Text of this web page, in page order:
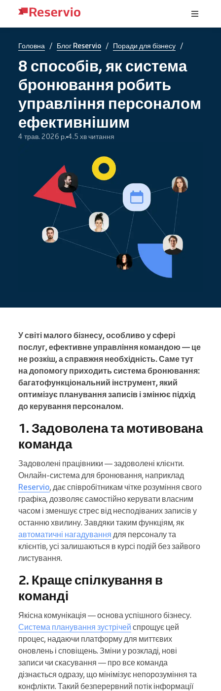
Головна / Блог Reservio / Поради для бізнесу /
8 способів, як система
бронювання робить
управління персоналом
ефективнішим
4 трав. 2026 р. 4.5 хв читання
У світі малого бізнесу, особливо у сфері
послуг, ефективне управління командою — це
не розкіш, а справжня необхідність. Саме тут
на допомогу приходить система бронювання:
багатофункціональний інструмент, який
оптимізує планування записів і змінює підхід
до керування персоналом.
1. Задоволена та мотивована
команда
Задоволені працівники — задоволені клієнти.
Онлайн-система для бронювання, наприклад
Reservio, дає співробітникам чітке розуміння свого
графіка, дозволяє самостійно керувати власним
часом і зменшує стрес від несподіваних записів у
останню хвилину. Завдяки таким функціям, як
автоматичні нагадування для персоналу та
клієнтів, усі залишаються в курсі подій без зайвого
листування.
2. Краще спілкування в
команді
Якісна комунікація — основа успішного бізнесу.
Система планування зустрічей спрощує цей
процес, надаючи платформу для миттєвих
оновлень і сповіщень. Зміни у розкладі, нові
записи чи скасування — про все команда
дізнається одразу, що мінімізує непорозуміння та
конфлікти. Такий безперервний потік інформації